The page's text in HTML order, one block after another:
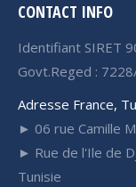
CONTACT INFO
Identifiant SIRET
Govt.Reged :
Adresse France,
► 06 rue Camille
► Rue de l'Ile de
Tunisie